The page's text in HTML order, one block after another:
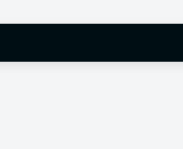
Welcome
fixture